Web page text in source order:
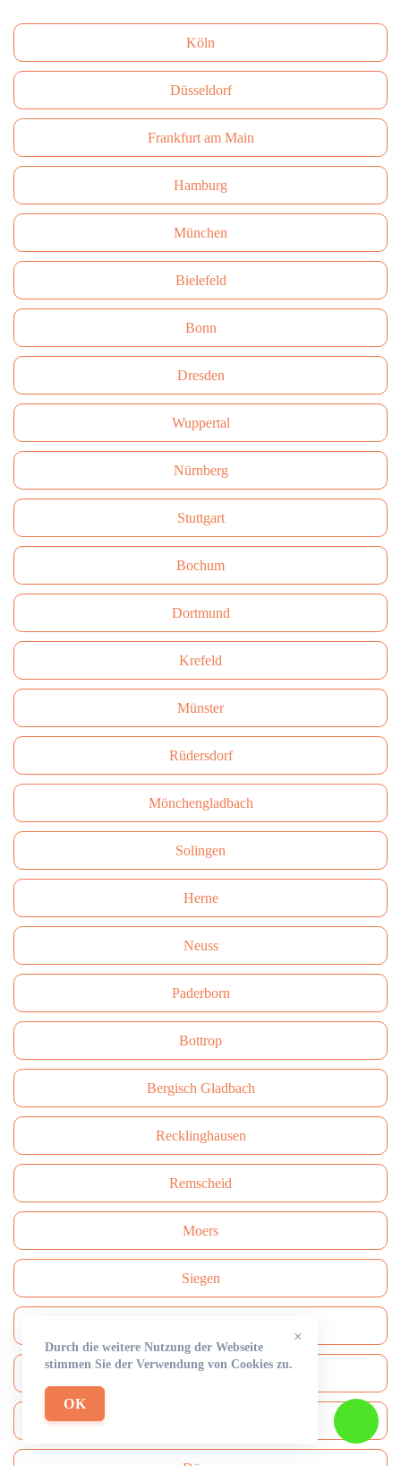
Köln
Düsseldorf
Frankfurt am Main
Hamburg
München
Bielefeld
Bonn
Dresden
Wuppertal
Nürnberg
Stuttgart
Bochum
Dortmund
Krefeld
Münster
Rüdersdorf
Mönchengladbach
Solingen
Herne
Neuss
Paderborn
Bottrop
Bergisch Gladbach
Recklinghausen
Remscheid
Moers
Siegen
Witten
×
Durch die weitere Nutzung der Webseite
stimmen Sie der Verwendung von Cookies zu.
OK